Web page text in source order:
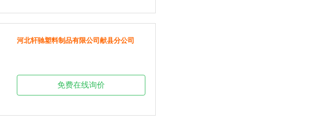
河北轩驰塑料制品有限公司献县分公司
免费在线询价